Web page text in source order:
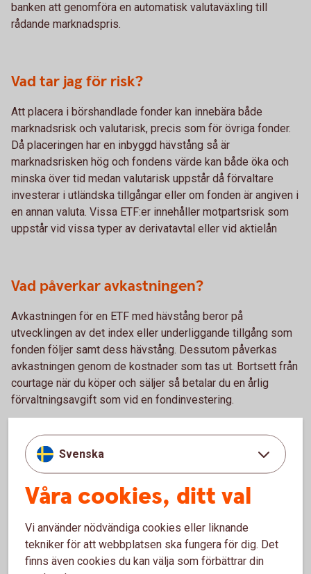
banken att genomföra en automatisk valutaväxling till
rådande marknadspris.
Vad tar jag för risk?
Att placera i börshandlade fonder kan innebära både
marknadsrisk och valutarisk, precis som för övriga fonder.
Då placeringen har en inbyggd hävstång så är
marknadsrisken hög och fondens värde kan både öka och
minska över tid medan valutarisk uppstår då förvaltare
investerar i utländska tillgångar eller om fonden är angiven i
en annan valuta. Vissa ETF:er innehåller motpartsrisk som
uppstår vid vissa typer av derivatavtal eller vid aktielån
Vad påverkar avkastningen?
Avkastningen för en ETF med hävstång beror på
utvecklingen av det index eller underliggande tillgång som
fonden följer samt dess hävstång. Dessutom påverkas
avkastningen genom de kostnader som tas ut. Bortsett från
courtage när du köper och säljer så betalar du en årlig
förvaltningsavgift som vid en fondinvestering.
För- och nackdelar med ETF:er
God flexibilitet med olika hävstång, välj den som passar
dig bäst.
Svenska
Våra cookies, ditt val
Vi använder nödvändiga cookies eller liknande
tekniker för att webbplatsen ska fungera för dig. Det
finns även cookies du kan välja som förbättrar din